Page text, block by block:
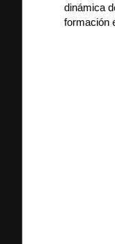
dinámica
formación